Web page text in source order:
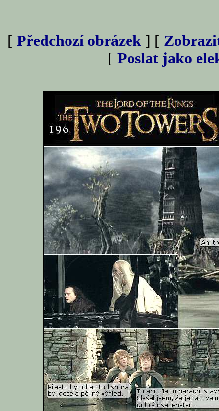
[ Předchozí obrázek ] [
[ Poslat jako